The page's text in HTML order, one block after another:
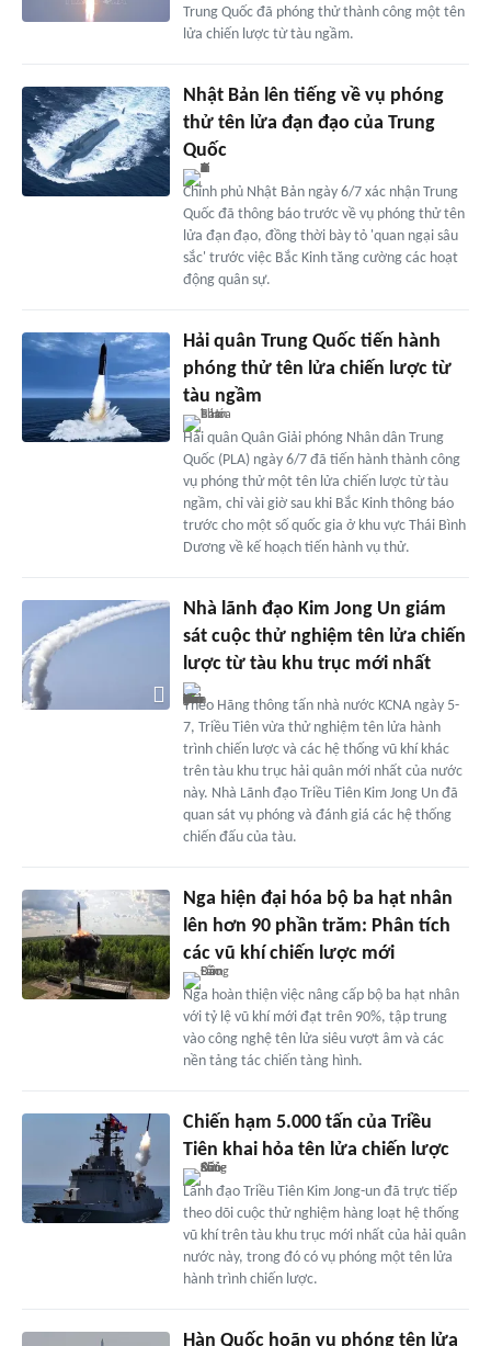
Trung Quốc đã phóng thử thành công một tên
lửa chiến lược từ tàu ngầm.
Nhật Bản lên tiếng về vụ phóng
thử tên lửa đạn đạo của Trung
Quốc
Chính phủ Nhật Bản ngày 6/7 xác nhận Trung
Quốc đã thông báo trước về vụ phóng thử tên
lửa đạn đạo, đồng thời bày tỏ 'quan ngại sâu
sắc' trước việc Bắc Kinh tăng cường các hoạt
động quân sự.
Hải quân Trung Quốc tiến hành
phóng thử tên lửa chiến lược từ
tàu ngầm
Hải quân Quân Giải phóng Nhân dân Trung
Quốc (PLA) ngày 6/7 đã tiến hành thành công
vụ phóng thử một tên lửa chiến lược từ tàu
ngầm, chỉ vài giờ sau khi Bắc Kinh thông báo
trước cho một số quốc gia ở khu vực Thái Bình
Dương về kế hoạch tiến hành vụ thử.
Nhà lãnh đạo Kim Jong Un giám
sát cuộc thử nghiệm tên lửa chiến
lược từ tàu khu trục mới nhất
Theo Hãng thông tấn nhà nước KCNA ngày 5-
7, Triều Tiên vừa thử nghiệm tên lửa hành
trình chiến lược và các hệ thống vũ khí khác
trên tàu khu trục hải quân mới nhất của nước
này. Nhà Lãnh đạo Triều Tiên Kim Jong Un đã
quan sát vụ phóng và đánh giá các hệ thống
chiến đấu của tàu.
Nga hiện đại hóa bộ ba hạt nhân
lên hơn 90 phần trăm: Phân tích
các vũ khí chiến lược mới
Nga hoàn thiện việc nâng cấp bộ ba hạt nhân
với tỷ lệ vũ khí mới đạt trên 90%, tập trung
vào công nghệ tên lửa siêu vượt âm và các
nền tảng tác chiến tàng hình.
Chiến hạm 5.000 tấn của Triều
Tiên khai hỏa tên lửa chiến lược
Lãnh đạo Triều Tiên Kim Jong-un đã trực tiếp
theo dõi cuộc thử nghiệm hàng loạt hệ thống
vũ khí trên tàu khu trục mới nhất của hải quân
nước này, trong đó có vụ phóng một tên lửa
hành trình chiến lược.
Hàn Quốc hoãn vụ phóng tên lửa